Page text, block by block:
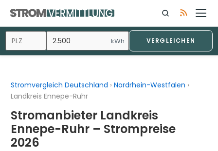
Inhalt
springen
kWh VERGLEICHEN
Stromvergleich Deutschland ›Nordrhein-Westfalen ›
Landkreis Ennepe-Ruhr
Stromanbieter Landkreis
Ennepe-Ruhr – Strompreise
2026